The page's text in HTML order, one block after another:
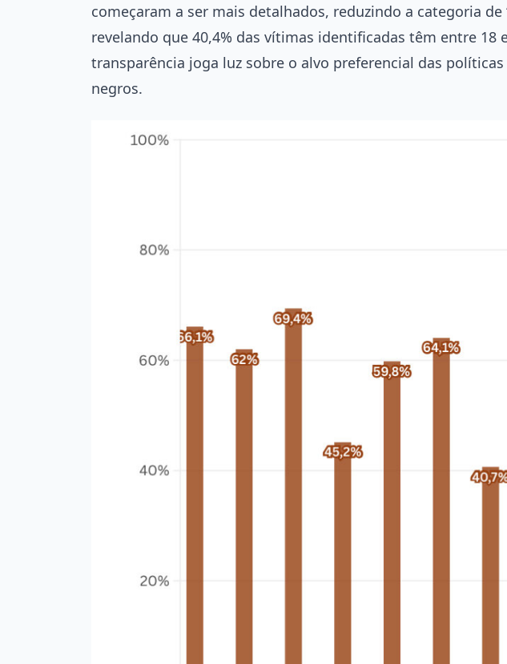
começaram a ser mais detalhados, reduzindo a categoria de
revelando que 40,4% das vítimas identificadas têm entre 18
transparência joga luz sobre o alvo preferencial das
negros.